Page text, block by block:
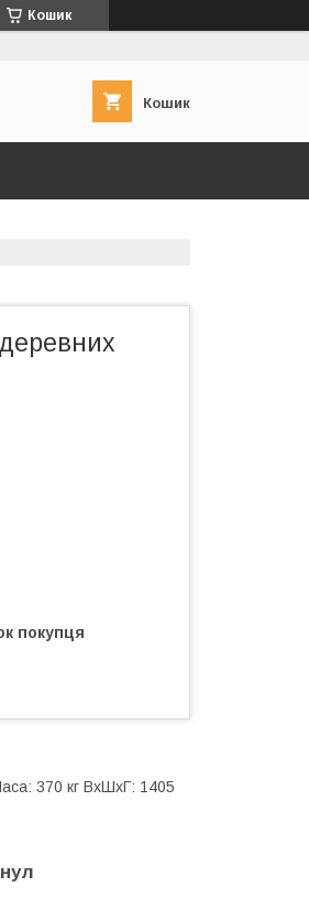
Кошик
Кошик
покупця
370 кг ВхШхГ: 1405